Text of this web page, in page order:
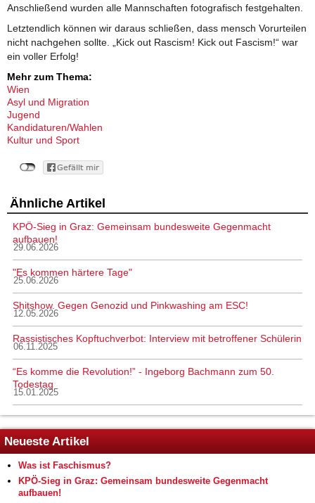
Anschließend wurden alle Mannschaften fotografisch festgehalten.
Letztendlich können wir daraus schließen, dass mensch Vorurteilen
nicht nachgehen sollte. „Kick out Rascism! Kick out Fascism!“ war
ein voller Erfolg!
Mehr zum Thema:
Wien
Asyl und Migration
Jugend
Kandidaturen/Wahlen
Kultur und Sport
Ähnliche Artikel
KPÖ-Sieg in Graz: Gemeinsam bundesweite Gegenmacht
aufbauen!
29.06.2026
"Es kommen härtere Tage"
25.06.2026
Shitshow. Gegen Genozid und Pinkwashing am ESC!
12.05.2026
Rassistisches Kopftuchverbot: Interview mit betroffener Schülerin
06.11.2025
“Es komme die Revolution!” - Ingeborg Bachmann zum 50.
Todestag
15.01.2025
Neueste Artikel
Was ist Faschismus?
KPÖ-Sieg in Graz: Gemeinsam bundesweite Gegenmacht
aufbauen!